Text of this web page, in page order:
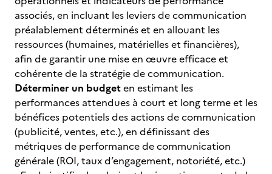
associés, en incluant les leviers de communication
préalablement déterminés et en allouant les
ressources (humaines, matérielles et financières),
afin de garantir une mise en œuvre efficace et
cohérente de la stratégie de communication.
Déterminer un budgeten estimant les
performances attendues à court et long terme et les
bénéfices potentiels des actions de communication
(publicité, ventes, etc.), en définissant des
métriques de performance de communication
générale (ROI, taux d’engagement, notoriété, etc.)